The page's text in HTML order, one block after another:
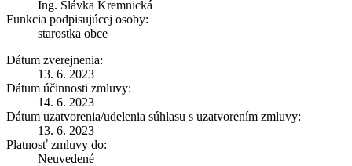
Ing. Slávka Kremnická
Funkcia podpisujúcej osoby:
starostka obce
Dátum zverejnenia:
13. 6. 2023
Dátum účinnosti zmluvy:
14. 6. 2023
Dátum uzatvorenia/udelenia súhlasu s uzatvorením zmluvy:
13. 6. 2023
Platnosť zmluvy do:
Neuvedené